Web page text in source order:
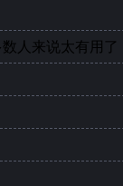
人来说太有用了